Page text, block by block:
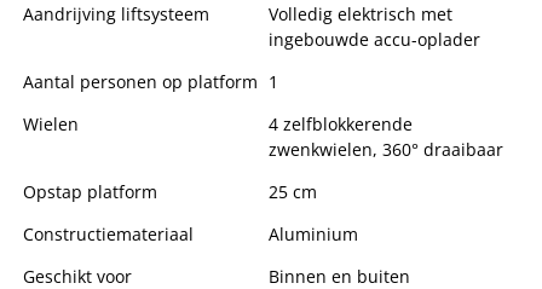
Aandrijving liftsysteem
Volledig elektrisch met
ingebouwde accu-oplader
Aantal personen op platform 1
Wielen
4 zelfblokkerende
zwenkwielen, 360° draaibaar
Opstap platform
25 cm
Constructiemateriaal
Aluminium
Geschikt voor
Binnen en buiten